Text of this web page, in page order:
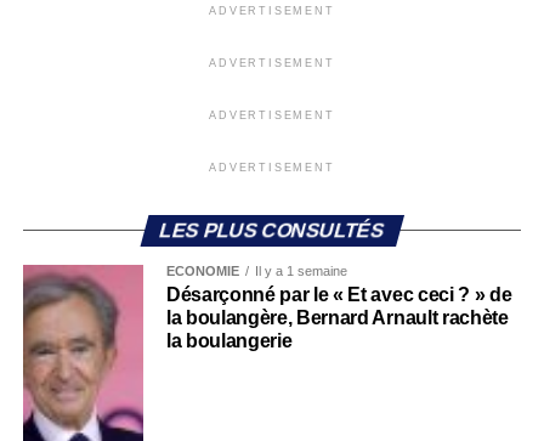
ADVERTISEMENT
ADVERTISEMENT
ADVERTISEMENT
ADVERTISEMENT
LES PLUS CONSULTÉS
ECONOMIE Il y a 1 semaine
Désarçonné par le « Et avec ceci ? » de
la boulangère, Bernard Arnault rachète
la boulangerie